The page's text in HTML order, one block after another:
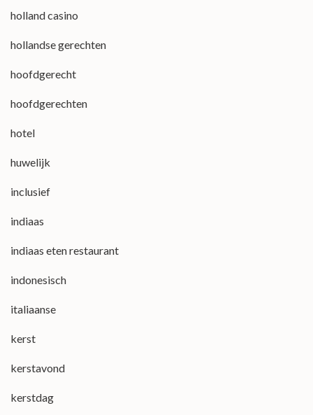
holland casino
hollandse gerechten
hoofdgerecht
hoofdgerechten
hotel
huwelijk
inclusief
indiaas
indiaas eten restaurant
indonesisch
italiaanse
kerst
kerstavond
kerstdag